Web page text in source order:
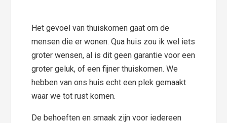
Het gevoel van thuiskomen gaat om de
mensen die er wonen. Qua huis zou ik wel iets
groter wensen, al is dit geen garantie voor een
groter geluk, of een fijner thuiskomen. We
hebben van ons huis echt een plek gemaakt
waar we tot rust komen.
De behoeften en smaak zijn voor iedereen